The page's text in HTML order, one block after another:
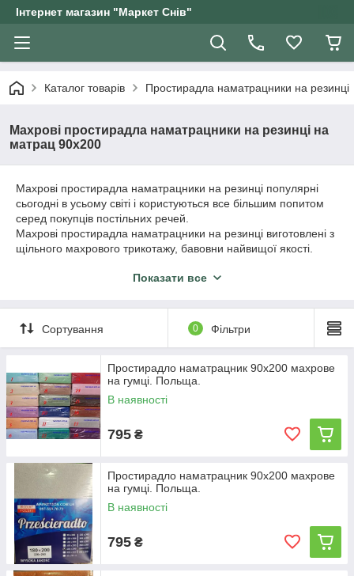
Інтернет магазин "Маркет Снів"
Каталог товарів Простирадла наматрацники на резинці
Махрові простирадла наматрацники на резинці на
матрац 90х200
Махрові простирадла наматрацники на резинці популярні
сьогодні в усьому світі і користуються все більшим попитом
серед покупців постільних речей.
Махрові простирадла наматрацники на резинці виготовлені з
щільного махрового трикотажу, бавовни найвищої якості.
чутливої шкіри, не викликає роздратування. Одночасно
матрац від зношування, забруднень і рідин. Простирадло
наматрацник щільно облягає матрац за рахунок гумки,
вшитою по периметру, ідеально фіксується на матраці не
нескінченно перестилати скомканое постільна білизна тим
самим полегшує Вам життя.
Прати можна в пральній машині, не потребує прасуванні, що
значно спрощує догляд за таким постільною білизною.
Довговічні, добре перуться, надовго зберігає яскравість
Різноманітність кольорів дозволяє підібрати колір на
будь-який смак і в будь-якій кількості!
Весь асортимент простирадлом наматрацників Ви
можете переглянути за посиланням
https://marketson.com.ua/g52139585-prostyni-rezinke-
namatrasniki
Показати все
Сортування 0 Фільтри
Простирадло наматрацник 90х200 махрове
на гумці. Польща.
В наявності
795 ₴
Простирадло наматрацник 90х200 махрове
на гумці. Польща.
В наявності
795 ₴